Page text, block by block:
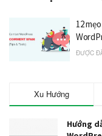
12
ĐƯỢC
Xu Hướng
Hướng